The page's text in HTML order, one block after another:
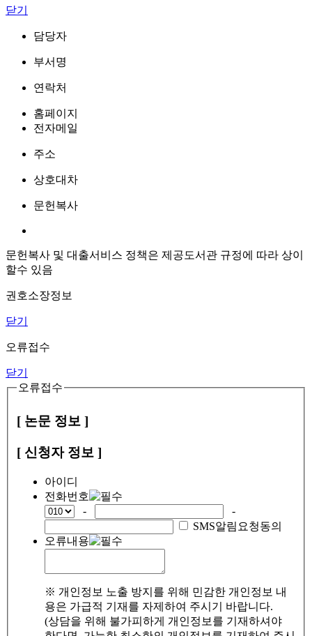
닫기
담당자
부서명
연락처
홈페이지
전자메일
주소
상호대차
문헌복사
문헌복사 및 대출서비스 정책은 제공도서관 규정에 따라 상이
할수 있음
권호소장정보
닫기
오류접수
닫기
오류접수
[ 논문 정보 ]
[ 신청자 정보 ]
아이디
전화번호
-
-
SMS알림요청동의
오류내용
※ 개인정보 노출 방지를 위해 민감한 개인정보 내
용은 가급적 기재를 자제하여 주시기 바랍니다.
(상담을 위해 불가피하게 개인정보를 기재하셔야